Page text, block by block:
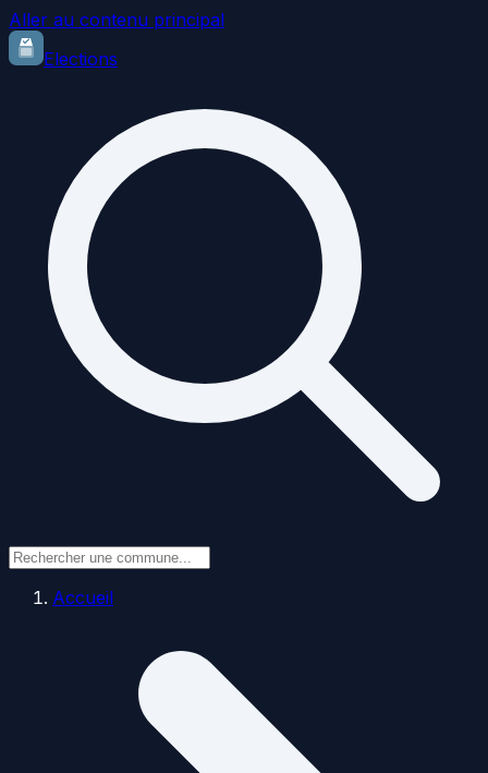
Aller au contenu principal
Elections
Accueil